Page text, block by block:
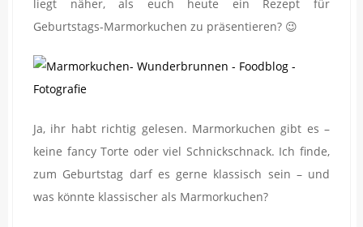
liegt näher, als euch heute ein Rezept für
Geburtstags-Marmorkuchen zu präsentieren? 😉
Ja, ihr habt richtig gelesen. Marmorkuchen gibt es –
keine fancy Torte oder viel Schnickschnack. Ich finde,
zum Geburtstag darf es gerne klassisch sein – und
was könnte klassischer als Marmorkuchen?